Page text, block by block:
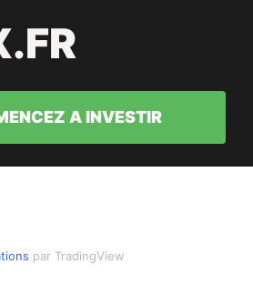
A INVESTIR
par TradingView